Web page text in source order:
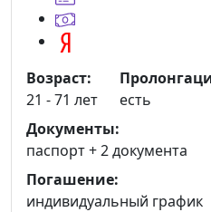
Возраст:
21 - 71 лет
есть
Документы:
паспорт +2 документа
Погашение:
индивидуальный график